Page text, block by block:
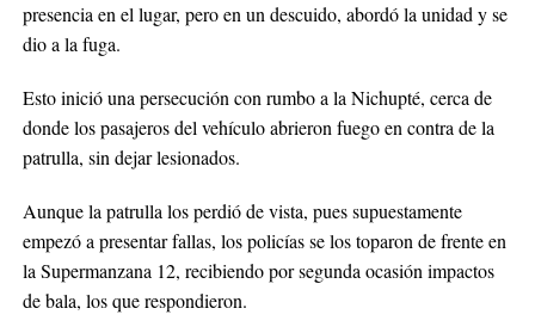
presencia en el lugar, pero en un descuido, abordó la unidad y se
dio a la fuga.
Esto inició una persecución con rumbo a la Nichupté, cerca de
donde los pasajeros del vehículo abrieron fuego en contra de la
patrulla, sin dejar lesionados.
Aunque la patrulla los perdió de vista, pues supuestamente
empezó a presentar fallas, los policías se los toparon de frente en
la Supermanzana 12, recibiendo por segunda ocasión impactos
de bala, los que respondieron.